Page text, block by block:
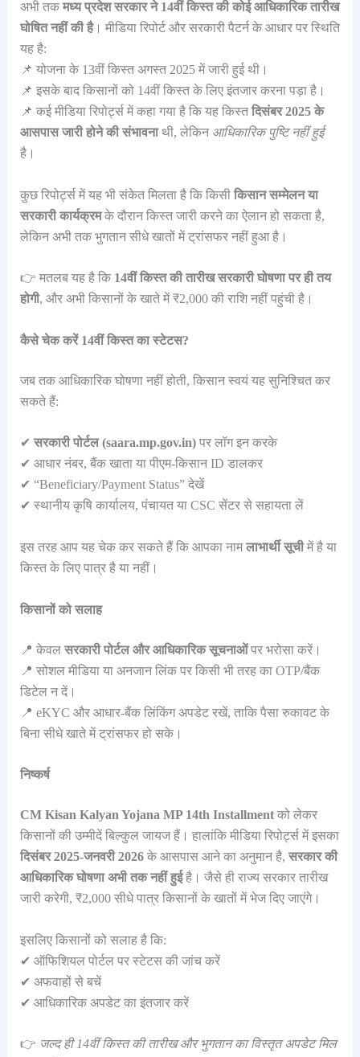
अभी तक मध्य प्रदेश सरकार ने 14वीं किस्त की कोई आधिकारिक तारीख
घोषित नहीं की है। मीडिया रिपोर्ट और सरकारी पैटर्न के आधार पर स्थिति
यह है:
📌 योजना के 13वीं किस्त अगस्त 2025 में जारी हुई थी।
📌 इसके बाद किसानों को 14वीं किस्त के लिए इंतजार करना पड़ा है।
📌 कई मीडिया रिपोर्ट्स में कहा गया है कि यह किस्त दिसंबर 2025 के
आसपास जारी होने की संभावनाथी, लेकिन आधिकारिक पुष्टि नहीं हुई
है।
कुछ रिपोर्ट्स में यह भी संकेत मिलता है कि किसी किसान सम्मेलन या
सरकारी कार्यक्रमके दौरान किस्त जारी करने का ऐलान हो सकता है,
लेकिन अभी तक भुगतान सीधे खातों में ट्रांसफर नहीं हुआ है।
👉 मतलब यह है कि 14वीं किस्त की तारीख सरकारी घोषणा पर ही तय
होगी, और अभी किसानों के खाते में ₹2,000 की राशि नहीं पहुंची है।
कैसे चेक करें 14वीं किस्त का स्टेटस?
जब तक आधिकारिक घोषणा नहीं होती, किसान स्वयं यह सुनिश्चित कर
सकते हैं:
✔ सरकारी पोर्टल (saara.mp.gov.in)पर लॉग इन करके
✔ आधार नंबर, बैंक खाता या पीएम-किसान ID डालकर
✔ “Beneficiary/Payment Status” देखें
✔ स्थानीय कृषि कार्यालय, पंचायत या CSC सेंटर से सहायता लें
इस तरह आप यह चेक कर सकते हैं कि आपका नामलाभार्थी सूचीमें है या
किस्त के लिए पात्र है या नहीं।
किसानों को सलाह
📍 केवल सरकारी पोर्टल और आधिकारिक सूचनाओंपर भरोसा करें।
📍 सोशल मीडिया या अनजान लिंक पर किसी भी तरह का OTP/बैंक
डिटेल न दें।
📍 eKYC और आधार-बैंक लिंकिंग अपडेट रखें, ताकि पैसा रुकावट के
बिना सीधे खाते में ट्रांसफर हो सके।
निष्कर्ष
CM Kisan Kalyan Yojana MP 14th Installmentको लेकर
किसानों की उम्मीदें बिल्कुल जायज हैं। हालांकि मीडिया रिपोर्ट्स में इसका
दिसंबर 2025-जनवरी 2026के आसपास आने का अनुमान है, सरकार की
आधिकारिक घोषणा अभी तक नहीं हुईहै। जैसे ही राज्य सरकार तारीख
जारी करेगी, ₹2,000 सीधे पात्र किसानों के खातों में भेज दिए जाएंगे।
इसलिए किसानों को सलाह है कि:
✔ ऑफिशियल पोर्टल पर स्टेटस की जांच करें
✔ अफवाहों से बचें
✔ आधिकारिक अपडेट का इंतजार करें
👉 जल्द ही 14वीं किस्त की तारीख और भुगतान का विस्तृत अपडेट मिल